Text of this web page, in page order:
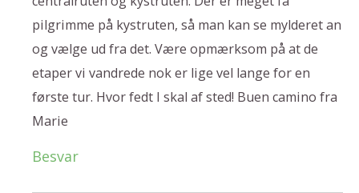
pilgrimme på kystruten, så man kan se mylderet an
og vælge ud fra det. Være opmærksom på at de
etaper vi vandrede nok er lige vel lange for en
første tur. Hvor fedt I skal af sted! Buen camino fra
Marie
Besvar